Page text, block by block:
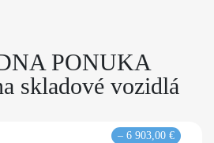
PONUKA
skladové vozidlá
– 6 903,00 €